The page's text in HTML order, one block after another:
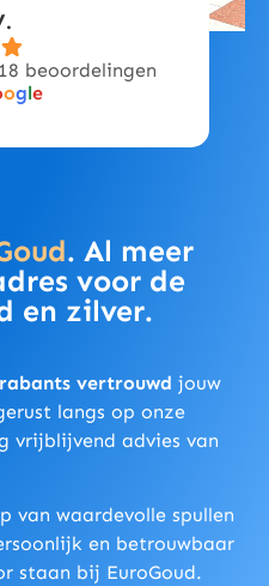
beoordelingen
ogle
. Al meer
voor de
en zilver.
vertrouwd jouw
langs op onze
vrijblijvend advies van
van waardevolle spullen
en betrouwbaar
staan bij EuroGoud.